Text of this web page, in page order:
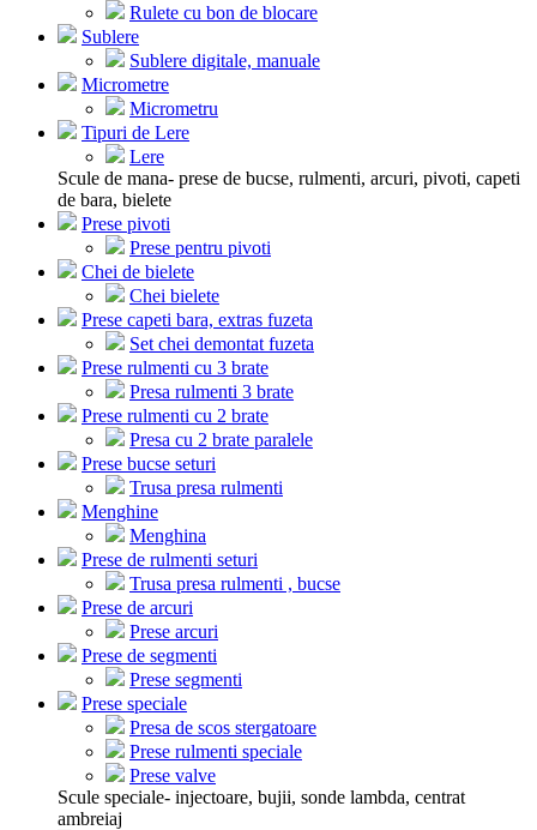
Rulete cu bon de blocare
Sublere
Sublere digitale, manuale
Micrometre
Micrometru
Tipuri de Lere
Lere
Scule de mana- prese de bucse, rulmenti, arcuri, pivoti, capeti
de bara, bielete
Prese pivoti
Prese pentru pivoti
Chei de bielete
Chei bielete
Prese capeti bara, extras fuzeta
Set chei demontat fuzeta
Prese rulmenti cu 3 brate
Presa rulmenti 3 brate
Prese rulmenti cu 2 brate
Presa cu 2 brate paralele
Prese bucse seturi
Trusa presa rulmenti
Menghine
Menghina
Prese de rulmenti seturi
Trusa presa rulmenti , bucse
Prese de arcuri
Prese arcuri
Prese de segmenti
Prese segmenti
Prese speciale
Presa de scos stergatoare
Prese rulmenti speciale
Prese valve
Scule speciale- injectoare, bujii, sonde lambda, centrat
ambreiaj